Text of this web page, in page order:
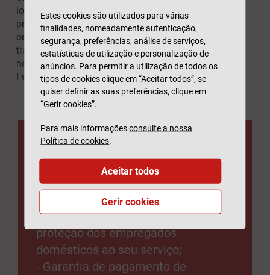
local de trabalho, durante o horário laboral e que
provoque uma lesão corporal, perturbação funcional
ou doença que resulte na redução da capacidade de
trabalho ou em morte. Pode ver adefinição completa
no site da Autoridade de Supervisão de Seguros e
Fundos de Pensões.
Seguro Empregados
Domésticos
- Um seguro obrigatório para
proteção dos empregados
domésticos ao seu serviço;
- Garantia de pagamento de
Estes cookies são utilizados para várias
finalidades, nomeadamente autenticação,
segurança, preferências, análise de serviços,
estatísticas de utilização e personalização de
anúncios. Para permitir a utilização de todos os
tipos de cookies clique em “Aceitar todos”, se
quiser definir as suas preferências, clique em
“Gerir cookies”.
Para mais informaçõesconsulte a nossa
Política de cookies.
Gerir cookies
Aceitar todos